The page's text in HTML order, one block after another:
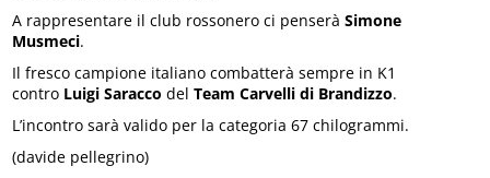
A rappresentare il club rossonero ci penseràSimone
Musmeci.
Il fresco campione italiano combatterà sempre in K1
contro Luigi Saracco delTeam Carvelli di Brandizzo.
L’incontro sarà valido per la categoria 67 chilogrammi.
(davide pellegrino)